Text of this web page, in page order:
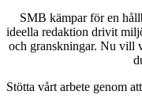
SMB kämpar för en
ideella redaktion drivit
och granskningar. Nu vill
Stötta vårt arbete genom